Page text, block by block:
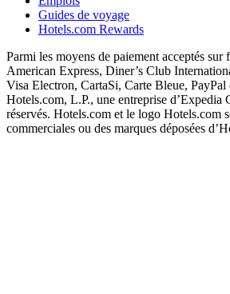
Guides de voyage
Hotels.com Rewards
Parmi les moyens de paiement acceptés
American Express, Diner’s Club
Visa Electron, CartaSi, Carte Bleue, PayPal
Hotels.com, L.P., une entreprise d’Expedia
réservés. Hotels.com et le logo Hotels.com
commerciales ou des marques déposées